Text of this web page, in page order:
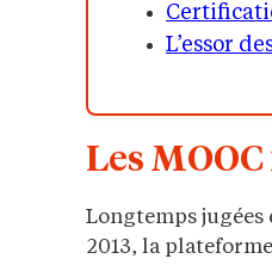
L’essor
Les
Longtemps
2013, la plateforme